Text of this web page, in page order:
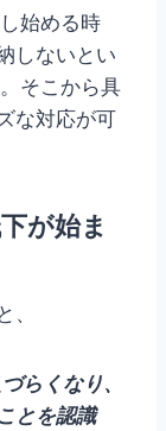
始める時
しないとい
そこから具
な対応が可
が始ま
、
らくなり、
とを認識